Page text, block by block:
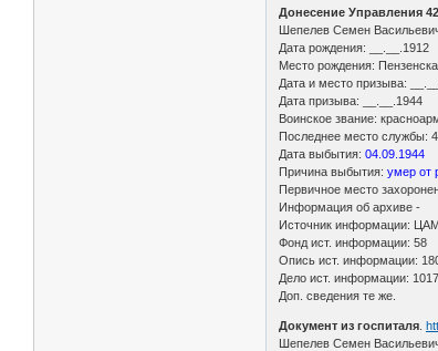
Донесение Управления
Шепелев Семен
Дата рождения: __.__.1912
Место рождения:
Дата и место призыва:
Дата призыва: __.__.1944
Воинское звание:
Последнее место службы:
Дата выбытия:04.09.1944
Причина выбытия: умер от
Первичное место
Информация об архиве -
Источник информации:
Фонд ист. информации: 58
Опись ист. информации:
Дело ист. информации: 1017
Доп. сведения те же.
Документ из госпиталя .
Шепелев Семен